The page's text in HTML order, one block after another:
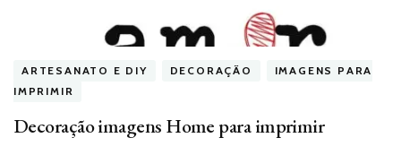
ARTESANATO E DIY DECORAÇÃO
IMAGENS PARA
IMPRIMIR
Decoração imagens Home para imprimir